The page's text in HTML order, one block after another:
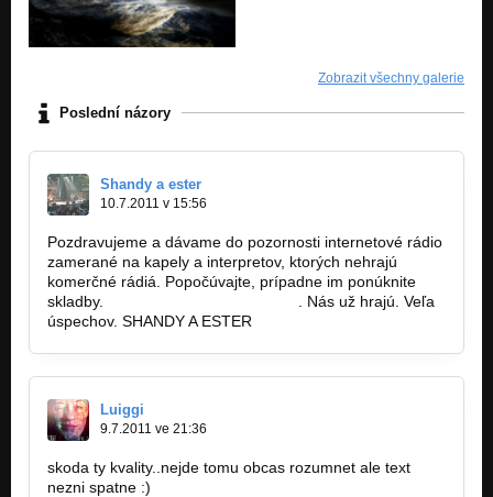
Zobrazit všechny galerie
Poslední názory
Shandy a ester
10.7.2011 v 15:56
Pozdravujeme a dávame do pozornosti internetové rádio
zamerané na kapely a interpretov, ktorých nehrajú
komerčné rádiá. Popočúvajte, prípadne im ponúknite
skladby.
. Nás už hrajú. Veľa
úspechov. SHANDY A ESTER
Luiggi
9.7.2011 ve 21:36
skoda ty kvality..nejde tomu obcas rozumnet ale text
nezni spatne :)